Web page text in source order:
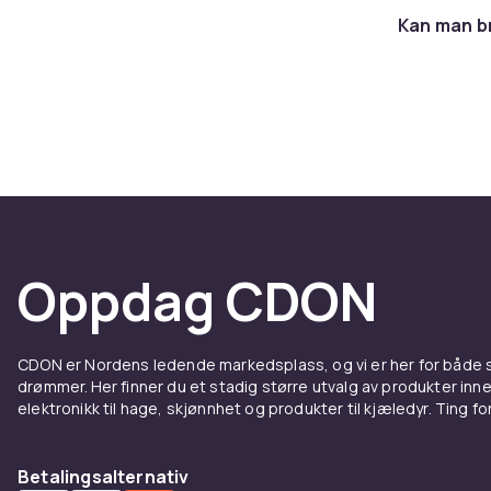
simulerer en
Apple
integrasjon
Pencil 2
Kan man
Oppdag CDON
CDON er Nordens ledende markedsplass, og vi er her for
drømmer. Her finner du et stadig større utvalg av produkter
elektronikk til hage, skjønnhet og produkter til kjæledyr. Ting
Betalingsalternativ